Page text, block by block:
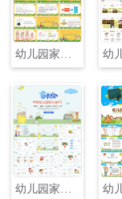
幼儿园家长会主题班会PPT